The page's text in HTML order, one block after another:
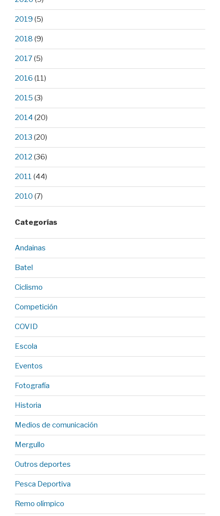
2019 (5)
2018 (9)
2017(5)
2016 (11)
2015 (3)
2014 (20)
2013 (20)
2012 (36)
2011 (44)
2010 (7)
Categorías
Andainas
Batel
Ciclismo
Competición
COVID
Escola
Eventos
Fotografía
Historia
Medios de comunicación
Mergullo
Outros deportes
Pesca Deportiva
Remo olímpico